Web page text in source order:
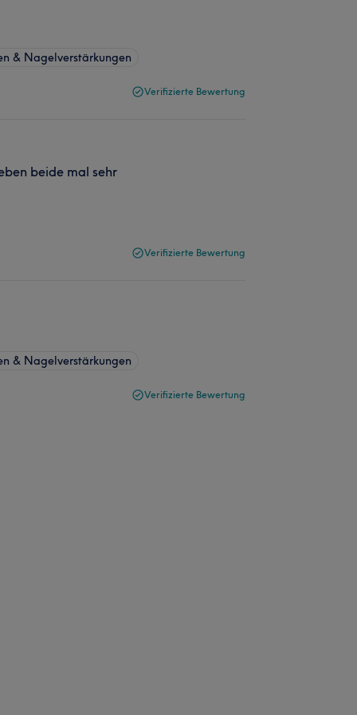
& Nagelverstärkungen
Verifizierte Bewertung
beide mal sehr
Verifizierte Bewertung
& Nagelverstärkungen
Verifizierte Bewertung